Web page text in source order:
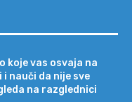
koje vas osvaja na
i nauči da nije sve
na razglednici